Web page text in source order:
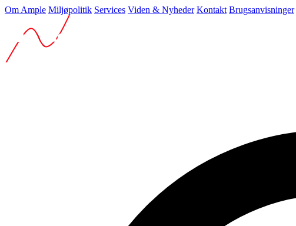
Om Ample Miljøpolitik Services Viden & Nyheder Kontakt Brugsanvisninger